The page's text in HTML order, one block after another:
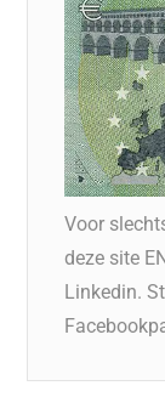
Voor
deze site
Linkedin.